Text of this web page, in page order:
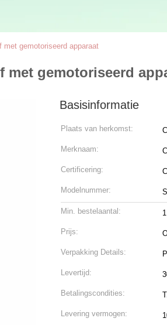
gemotoriseerd apparaat
met gemotoriseerd
Basisinformatie
Plaats van herkomst:
Merknaam:
Certificering:
Modelnummer:
Min. bestelaantal:
Prijs:
Verpakking Details:
Levertijd:
Betalingscondities:
Levering vermogen: